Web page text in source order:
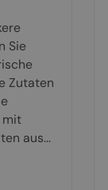
Sie
Zutaten
mit
aus...